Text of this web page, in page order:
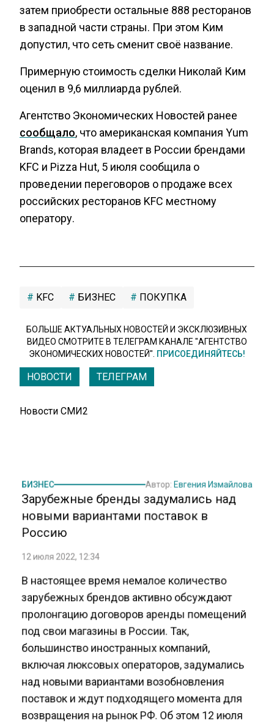
затем приобрести остальные 888 ресторанов
в западной части страны. При этом Ким
допустил, что сеть сменит своё название.
Примерную стоимость сделки Николай Ким
оценил в 9,6 миллиарда рублей.
Агентство Экономических Новостей ранее
сообщало, что американская компания Yum
Brands, которая владеет в России брендами
KFC и Pizza Hut, 5 июля сообщила о
проведении переговоров о продаже всех
российских ресторанов KFC местному
оператору.
KFC БИЗНЕС ПОКУПКА
БОЛЬШЕ АКТУАЛЬНЫХ НОВОСТЕЙ И ЭКСКЛЮЗИВНЫХ
ВИДЕО СМОТРИТЕ В ТЕЛЕГРАМ КАНАЛЕ "АГЕНТСТВО
ЭКОНОМИЧЕСКИХ НОВОСТЕЙ". ПРИСОЕДИНЯЙТЕСЬ!
НОВОСТИ ТЕЛЕГРАМ
Новости СМИ2
Зарубежные бренды задумались над
новыми вариантами поставок в
Россию
зарубежных брендов активно обсуждают
пролонгацию договоров аренды помещений
под свои магазины в России. Так,
большинство иностранных компаний,
включая люксовых операторов, задумались
над новыми вариантами возобновления
поставок и ждут подходящего момента для
возвращения на рынок РФ. Об этом 12 июля